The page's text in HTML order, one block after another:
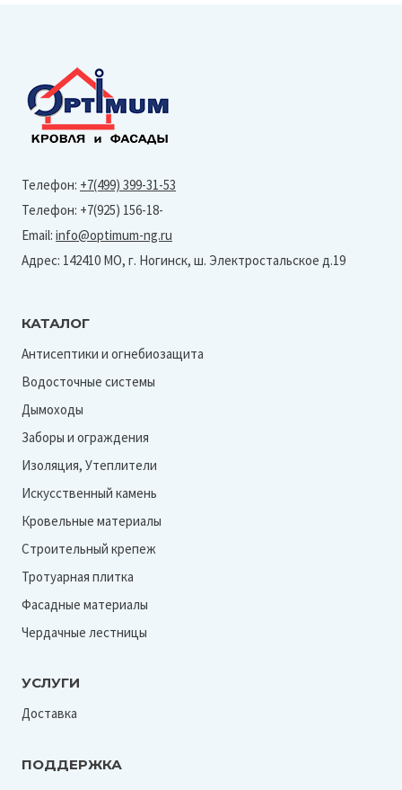
Телефон: +7(499) 399-31-53
Телефон: +7(925) 156-18-
Email: info@optimum-ng.ru
Адрес: 142410 МО, г. Ногинск, ш. Электростальское д.19
КАТАЛОГ
Антисептики и огнебиозащита
Водосточные системы
Дымоходы
Заборы и ограждения
Изоляция, Утеплители
Искусственный камень
Кровельные материалы
Строительный крепеж
Тротуарная плитка
Фасадные материалы
Чердачные лестницы
УСЛУГИ
Доставка
ПОДДЕРЖКА